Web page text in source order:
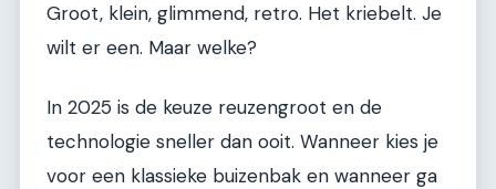
Groot, klein, glimmend, retro. Het kriebelt. Je
wilt er een. Maar welke?
In 2025 is de keuze reuzengroot en de
technologie sneller dan ooit. Wanneer kies je
voor een klassieke buizenbak en wanneer ga